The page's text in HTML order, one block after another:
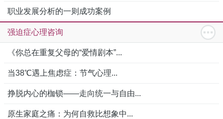
职业发展分析的一则成功案例
强迫症心理咨询
《你总在重复父母的“爱情剧本”...
当38℃遇上焦虑症：节气心理...
挣脱内心的枷锁——走向统一与自由...
原生家庭之痛：为何自救比想象中...